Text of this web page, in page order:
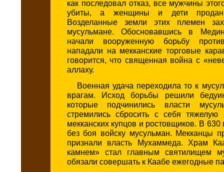
как последовал отказ, все мужчины
убиты, а женщины и дети
Возделанные земли этих племен
мусульмане. Обосновавшись в
начали вооруженную борьбу
нападали на мекканские торговые
говорится, что священная война с
аллаху.
Военная удача переходила то к
врагам. Исход борьбы решили
которые подчинились власти
стремились сбросить с себя тяжелую
мекканских купцов и ростовщиков. В 630
без боя войску мусульман. Мекканцы
признали власть Мухаммеда. Храм
камнем» стал главным святилищем
обязали совершать к Каабе ежегодные